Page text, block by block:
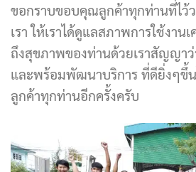
ขอกราบขอบคุณลูกค้าทุกท่านที่ไว้ว
เรา ให้เราได้ดูแลสภาพการใช้งาน
ถึงสุขภาพของท่านด้วยเราสัญญา
และพร้อมพัฒนาบริการ ที่ดียิ่งๆ
ลูกค้าทุกท่านอีกครั้งครับ